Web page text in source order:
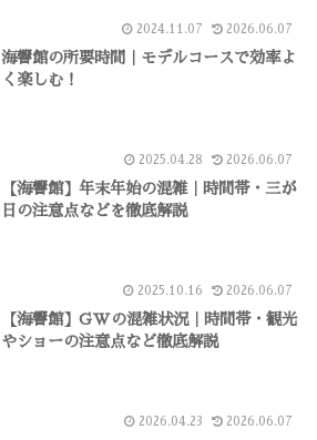
2024.11.07 2026.06.07
海響館の所要時間｜モデルコースで効率よ
く楽しむ！
2025.04.28 2026.06.07
【海響館】年末年始の混雑｜時間帯・三が
日の注意点などを徹底解説
2025.10.16 2026.06.07
【海響館】GWの混雑状況｜時間帯・観光
やショーの注意点など徹底解説
2026.04.23 2026.06.07